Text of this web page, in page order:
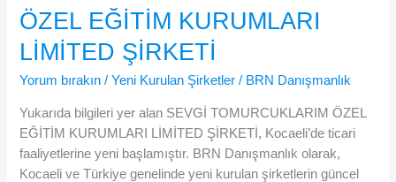
ÖZEL EĞİTİM KURUMLARI
LİMİTED ŞİRKETİ
Yorum bırakın /Yeni Kurulan Şirketler / BRN Danışmanlık
Yukarıda bilgileri yer alan SEVGİ TOMURCUKLARIM ÖZEL
EĞİTİM KURUMLARI LİMİTED ŞİRKETİ, Kocaeli’de ticari
faaliyetlerine yeni başlamıştır. BRN Danışmanlık olarak,
Kocaeli ve Türkiye genelinde yeni kurulan şirketlerin güncel